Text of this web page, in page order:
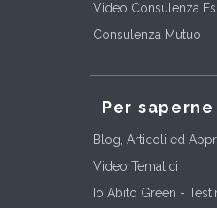
Video Consulenza
Consulenza Mutuo
Per
Blog, Articoli ed
Video Tematici
Io Abito Green -